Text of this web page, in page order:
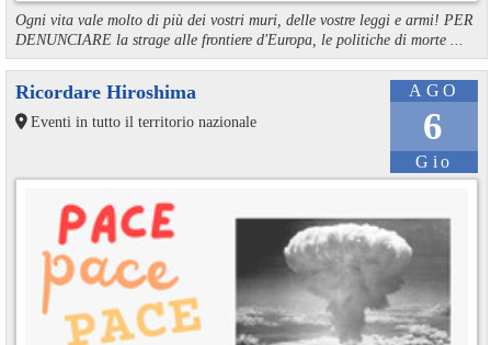
Ogni vita vale molto di più dei vostri muri, delle vostre leggi e armi! PER
DENUNCIARE la strage alle frontiere d'Europa, le politiche di morte ...
AGO
6
Gio
Ricordare Hiroshima
Eventi in tutto il territorio nazionale